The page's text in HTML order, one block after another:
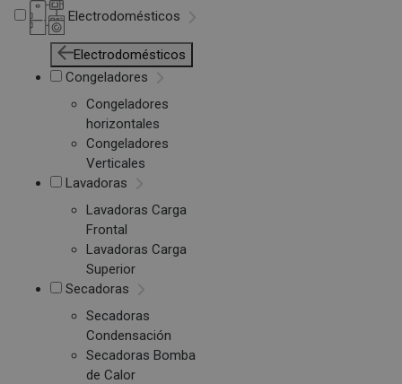
Electrodomésticos
Electrodomésticos
Congeladores
Congeladores
horizontales
Congeladores
Verticales
Lavadoras
Lavadoras Carga
Frontal
Lavadoras Carga
Superior
Secadoras
Secadoras
Condensación
Secadoras Bomba
de Calor